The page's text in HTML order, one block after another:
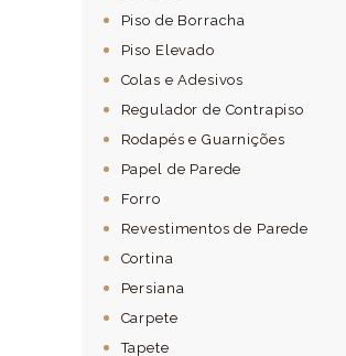
Piso de Borracha
Piso Elevado
Colas e Adesivos
Regulador de Contrapiso
Rodapés e Guarnições
Papel de Parede
Forro
Revestimentos de Parede
Cortina
Persiana
Carpete
Tapete